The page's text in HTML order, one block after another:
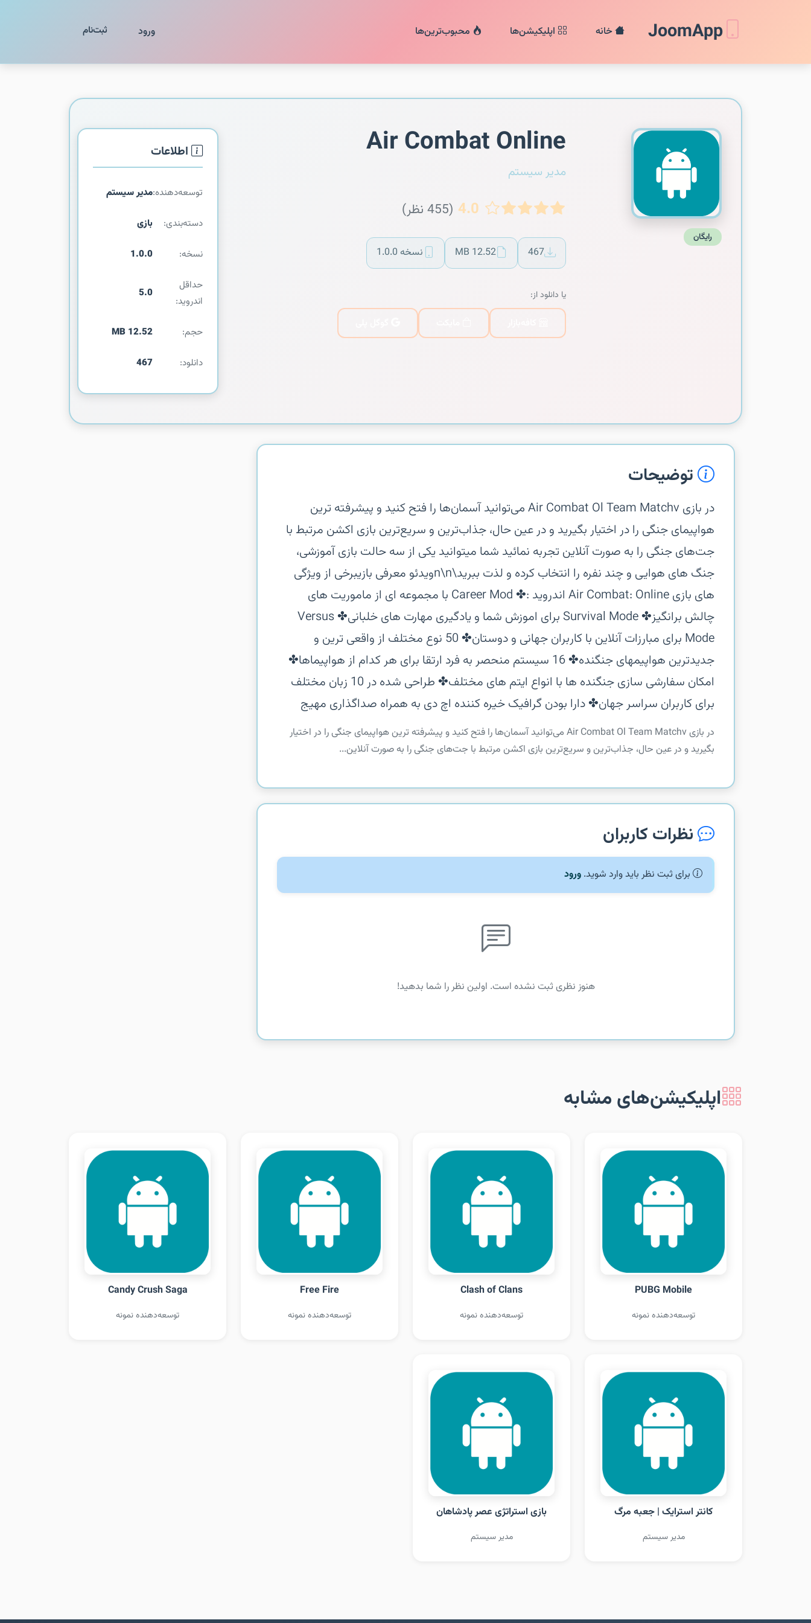
JoomApp خانه اپلیکیشن‌ها محبوب‌ترین‌ها ورود ثبت‌نام
رایگان
Air Combat Online
مدیر سیستم
4.0 (455 نظر)
467
12.52 MB نسخه 1.0.0
یا دانلود از:
اطلاعات
توسعه‌دهنده:مدیر سیستم
دسته‌بندی: بازی
نسخه: 1.0.0
حداقل
اندروید:
5.0
حجم: 12.52 MB
دانلود: 467
توضیحات
‏‏در بازی Air Combat Ol Team Matchv می‌توانید آسمان‌ها را فتح کنید و پیشرفته ترین
هواپیمای جنگی را در اختیار بگیرید و در عین حال، جذاب‌ترین و سریع‌ترین بازی اکشن مرتبط با
جت‌های جنگی را به صورت آنلاین تجربه نمائید شما میتوانید یکی از سه حالت بازی آموزشی،
جنگ های هوایی و چند نفره را انتخاب کرده و لذت ببرید\n\nویدئو معرفی بازی‏برخی از ویژگی
های بازی Air Combat: Online اندروید :‏✤ Career Mod با مجموعه ای از ماموریت های
چالش برانگیز‏✤ Survival Mode برای اموزش شما و یادگیری مهارت های خلبانی‏✤ Versus
Mode برای مبارزات آنلاین با کاربران جهانی و دوستان‏✤ 50 نوع مختلف از واقعی ترین و
جدیدترین هواپیمهای جنگنده‏✤ 16 سیستم منحصر به فرد ارتقا برای هر کدام از هواپیماها‏✤
امکان سفارشی سازی جنگنده ها با انواع ایتم های مختلف‏✤ طراحی شده در 10 زبان مختلف
برای کاربران سراسر جهان‏✤ دارا بودن گرافیک خیره کننده اچ دی به همراه صداگذاری مهیج
‏‏در بازی Air Combat Ol Team Matchv می‌توانید آسمان‌ها را فتح کنید و پیشرفته ترین هواپیمای جنگی را در اختیار
بگیرید و در عین حال، جذاب‌ترین و سریع‌ترین بازی اکشن مرتبط با جت‌های جنگی را به صورت آنلاین...
نظرات کاربران
برای ثبت نظر باید وارد شوید. ورود
هنوز نظری ثبت نشده است. اولین نظر را شما بدهید!
اپلیکیشن‌های مشابه
PUBG Mobile
توسعه‌دهنده نمونه
Clash of Clans
توسعه‌دهنده نمونه
Free Fire
توسعه‌دهنده نمونه
Candy Crush Saga
توسعه‌دهنده نمونه
کانتر استرایک | جعبه مرگ
مدیر سیستم
بازی استراتژی عصر پادشاهان
مدیر سیستم